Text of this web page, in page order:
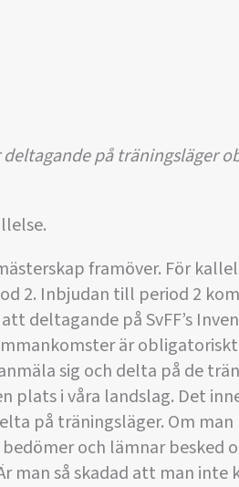
på träningsläger
framöver. För
2. Inbjudan till period 2
deltagande på SvFF’s
är
sig och delta på de
i våra landslag. Det
på träningsläger. Om
och lämnar besked
så skadad att man inte